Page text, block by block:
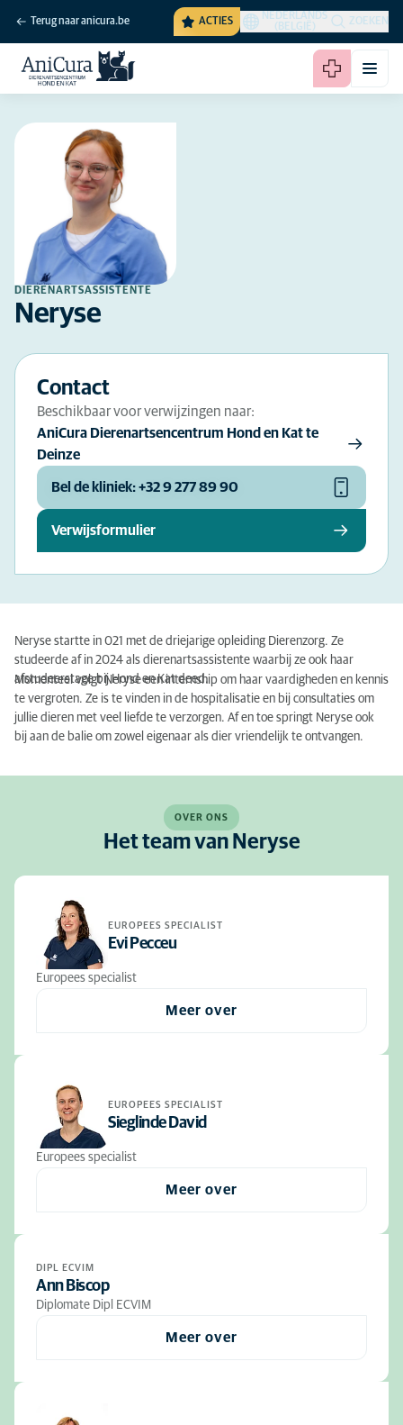
Terug naar anicura.be ACTIES
NEDERLANDS
(BELGIË)
ZOEKEN
DIERENARTSASSISTENTE
Neryse
Contact
Beschikbaar voor verwijzingen naar:
AniCura Dierenartsencentrum Hond en Kat te
Deinze
Bel de kliniek: +32 9 277 89 90
Verwijsformulier
Neryse startte in 021 met de driejarige opleiding Dierenzorg. Ze
studeerde af in 2024 als dierenartsassistente waarbij ze ook haar
afstudeerstage bij Hond en Kat deed.
Momenteel volgt Neryse een internship om haar vaardigheden en kennis
te vergroten. Ze is te vinden in de hospitalisatie en bij consultaties om
jullie dieren met veel liefde te verzorgen. Af en toe springt Neryse ook
bij aan de balie om zowel eigenaar als dier vriendelijk te ontvangen.
OVER ONS
Het team van Neryse
EUROPEES SPECIALIST
Evi Pecceu
Europees specialist
Meer over
EUROPEES SPECIALIST
Sieglinde David
Europees specialist
Meer over
DIPL ECVIM
Ann Biscop
Diplomate Dipl ECVIM
Meer over